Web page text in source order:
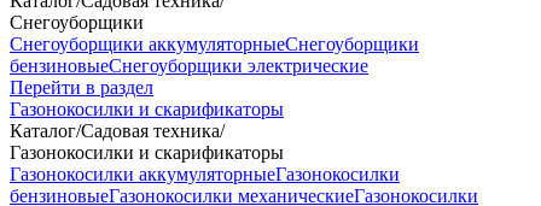
Снегоуборщики
Снегоуборщики аккумуляторныеСнегоуборщики
бензиновыеСнегоуборщики электрические
Перейти в раздел
Газонокосилки и скарификаторы
Каталог/Садовая техника/
Газонокосилки и скарификаторы
Газонокосилки аккумуляторныеГазонокосилки
бензиновыеГазонокосилки механическиеГазонокосилки